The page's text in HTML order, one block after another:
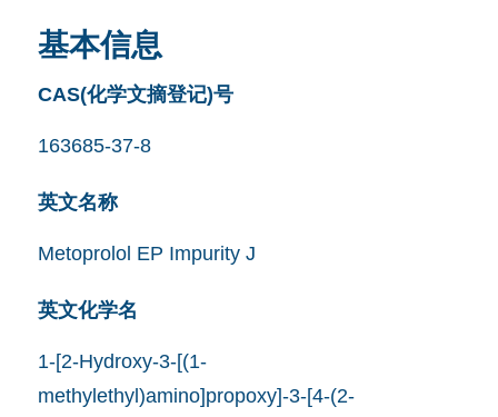
基本信息
CAS(化学文摘登记)号
163685-37-8
英文名称
Metoprolol EP Impurity J
英文化学名
1-[2-Hydroxy-3-[(1-
methylethyl)amino]propoxy]-3-[4-(2-